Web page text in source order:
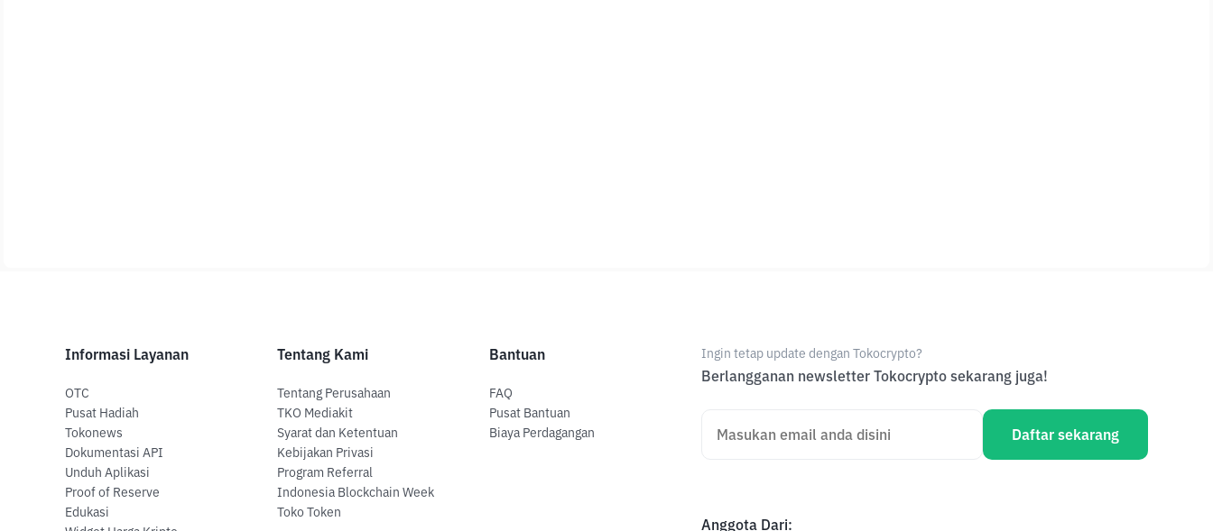
Informasi Layanan
OTC
Pusat Hadiah
Tokonews
Dokumentasi API
Unduh Aplikasi
Proof of Reserve
Edukasi
Tentang Kami
Tentang Perusahaan
TKO Mediakit
Syarat dan Ketentuan
Kebijakan Privasi
Program Referral
Indonesia Blockchain Week
Toko Token
Bantuan
FAQ
Pusat Bantuan
Biaya Perdagangan
Ingin tetap update dengan Tokocrypto?
Berlangganan newsletter Tokocrypto sekarang juga!
Daftar sekarang
Anggota Dari: